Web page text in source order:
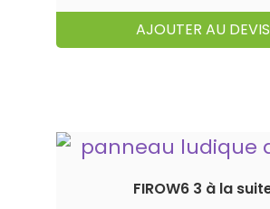
AJOUTER AU DEVIS
FIROW6 3 à la